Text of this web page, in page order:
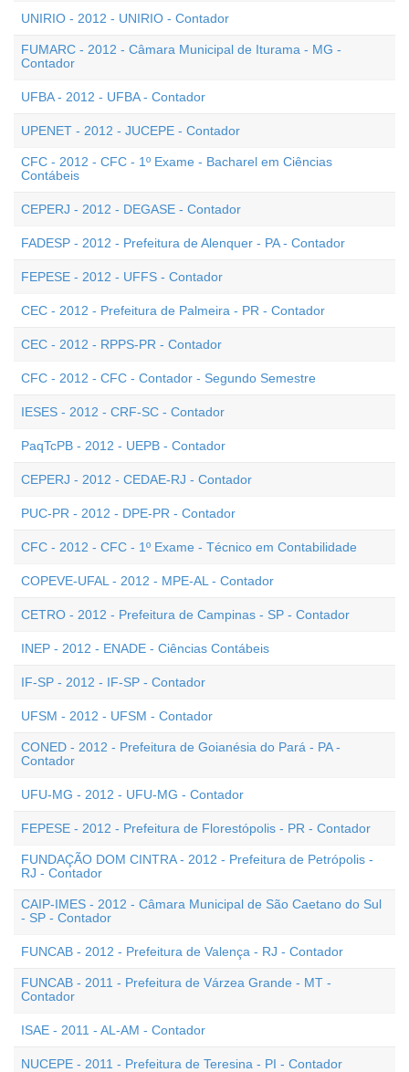
UNIRIO - 2012 - UNIRIO - Contador
FUMARC - 2012 - Câmara Municipal de Iturama - MG -
Contador
UFBA - 2012 - UFBA - Contador
UPENET - 2012 - JUCEPE - Contador
CFC - 2012 - CFC - 1º Exame - Bacharel em Ciências
Contábeis
CEPERJ - 2012 - DEGASE - Contador
FADESP - 2012 - Prefeitura de Alenquer - PA - Contador
FEPESE - 2012 - UFFS - Contador
CEC - 2012 - Prefeitura de Palmeira - PR - Contador
CEC - 2012 - RPPS-PR - Contador
CFC - 2012 - CFC - Contador - Segundo Semestre
IESES - 2012 - CRF-SC - Contador
PaqTcPB - 2012 - UEPB - Contador
CEPERJ - 2012 - CEDAE-RJ - Contador
PUC-PR - 2012 - DPE-PR - Contador
CFC - 2012 - CFC - 1º Exame - Técnico em Contabilidade
COPEVE-UFAL - 2012 - MPE-AL - Contador
CETRO - 2012 - Prefeitura de Campinas - SP - Contador
INEP - 2012 - ENADE - Ciências Contábeis
IF-SP - 2012 - IF-SP - Contador
UFSM - 2012 - UFSM - Contador
CONED - 2012 - Prefeitura de Goianésia do Pará - PA -
Contador
UFU-MG - 2012 - UFU-MG - Contador
FEPESE - 2012 - Prefeitura de Florestópolis - PR - Contador
FUNDAÇÃO DOM CINTRA - 2012 - Prefeitura de Petrópolis -
RJ - Contador
CAIP-IMES - 2012 - Câmara Municipal de São Caetano do Sul
- SP - Contador
FUNCAB - 2012 - Prefeitura de Valença - RJ - Contador
FUNCAB - 2011 - Prefeitura de Várzea Grande - MT -
Contador
ISAE - 2011 - AL-AM - Contador
NUCEPE - 2011 - Prefeitura de Teresina - PI - Contador